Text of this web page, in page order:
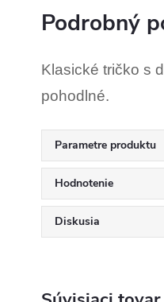
Podrobný
Klasické tričko s
pohodlné.
Parametre produktu
Hodnotenie
Diskusia